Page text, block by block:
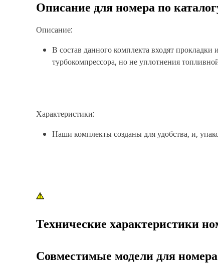
Описание для номера по
Описание:
В состав данного комплекта входят
турбокомпрессора, но не уплотнения
Характеристики:
Наши комплекты созданы для удобства, и,
Технические характеристики
Совместимые модели для